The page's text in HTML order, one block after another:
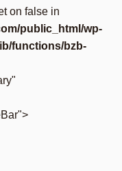
on false in
public_html/wp-
functions/bzb-